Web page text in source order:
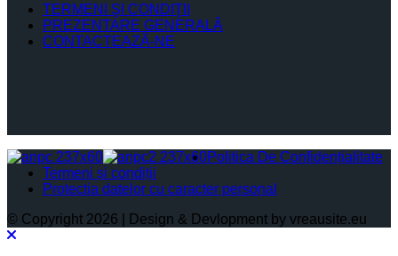
TERMENI ŞI CONDIŢII
PREZENTARE GENERALĂ
CONTACTEAZĂ-NE
Politica De Confidențialitate
Termeni și condiții
Protectia datelor cu caracter personal
© Copyright 2026 | Design & Devlopment by vreausite.eu